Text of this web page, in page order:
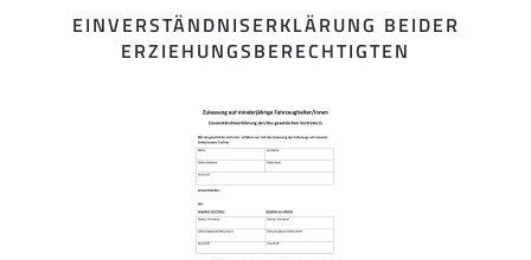
EINVERSTÄNDNISERKLÄRUNG BEIDER
ERZIEHUNGSBERECHTIGTEN